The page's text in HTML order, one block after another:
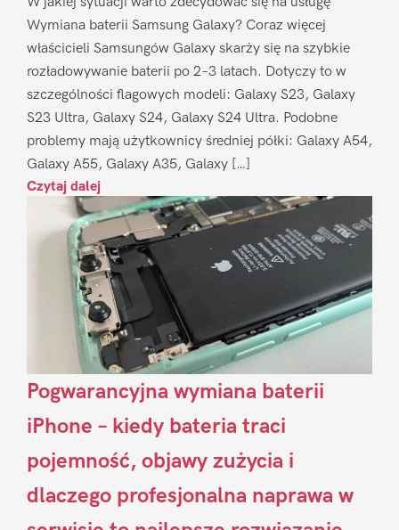
Wymiana baterii Samsung Galaxy? Coraz więcej
właścicieli Samsungów Galaxy skarży się na szybkie
rozładowywanie baterii po 2–3 latach. Dotyczy to w
szczególności flagowych modeli: Galaxy S23, Galaxy
S23 Ultra, Galaxy S24, Galaxy S24 Ultra. Podobne
problemy mają użytkownicy średniej półki: Galaxy A54,
Galaxy A55, Galaxy A35, Galaxy […]
Czytaj dalej
Pogwarancyjna wymiana baterii
iPhone – kiedy bateria traci
pojemność, objawy zużycia i
dlaczego profesjonalna naprawa w